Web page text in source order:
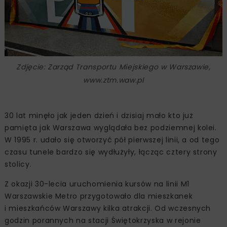
Zdjęcie: Zarząd Transportu Miejskiego w Warszawie,
www.ztm.waw.pl
30 lat minęło jak jeden dzień i dzisiaj mało kto już
pamięta jak Warszawa wyglądała bez podziemnej kolei.
W 1995 r. udało się otworzyć pół pierwszej linii, a od tego
czasu tunele bardzo się wydłużyły, łącząc cztery strony
stolicy.
Z okazji 30-lecia uruchomienia kursów na linii M1
Warszawskie Metro przygotowało dla mieszkanek
i mieszkańców Warszawy kilka atrakcji. Od wczesnych
godzin porannych na stacji Świętokrzyska w rejonie